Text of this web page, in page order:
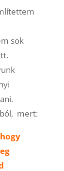
sok
mert: